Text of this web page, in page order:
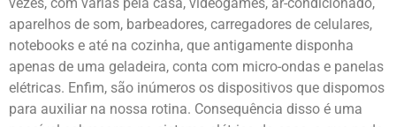
vezes, com várias pela casa, videogames, ar-condicionado,
aparelhos de som, barbeadores, carregadores de celulares,
notebooks e até na cozinha, que antigamente disponha
apenas de uma geladeira, conta com micro-ondas e panelas
elétricas. Enfim, são inúmeros os dispositivos que dispomos
para auxiliar na nossa rotina. Consequência disso é uma